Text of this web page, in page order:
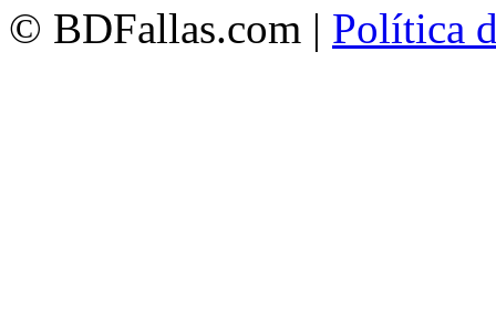
© BDFallas.com | Política